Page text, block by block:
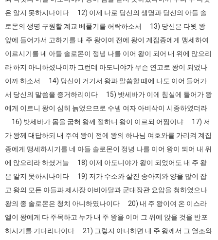
은 알지 못하시나이다 12) 이제 나로 당신의 생명과 당신의 아들 솔
로몬의 생명 구원할 계교 베풀기를 허락하소서 13) 당신은 다윗 왕
앞에 들어가서 고하기를 내 주 왕이여 전에 왕이 계집종에게 맹세하여
이르시기를 네 아들 솔로몬이 정녕 나를 이어 왕이 되어 내 위에 앉으리
라 하지 아니하셨나이까 그런데 아도니야가 무슨 연고로 왕이 되었나
이까 하소서 14) 당신이 거기서 왕과 말씀할 때에 나도 이어 들어가
서 당신의 말씀을 증거하리이다 15) 밧세바가 이에 침실에 들어가 왕
에게 이르니 왕이 심히 늙었으므로 수넴 여자 아비삭이 시종하였더라
16) 밧세바가 몸을 굽혀 왕께 절하니 왕이 이르되 어찜이냐 17) 저
가 왕께 대답하되 내 주여 왕이 전에 왕의 하나님 여호와를 가리켜 계집
종에게 맹세하시기를 네 아들 솔로몬이 정녕 나를 이어 왕이 되어 내 위
에 앉으리라 하셨거늘 18) 이제 아도니야가 왕이 되었어도 내 주 왕
은 알지 못하시나이다 19) 저가 수소와 살진 송아지와 양을 많이 잡
고 왕의 모든 아들과 제사장 아비아달과 군대장관 요압을 청하였으나
왕의 종 솔로몬은 청치 아니하였나이다 20) 내 주 왕이여 온 이스라
엘이 왕에게 다 주목하고 누가 내 주 왕을 이어 그 위에 앉을 것을 반포
하시기를 기다리나이다 21) 그렇지 아니하면 내 주 왕께서 그 열조와